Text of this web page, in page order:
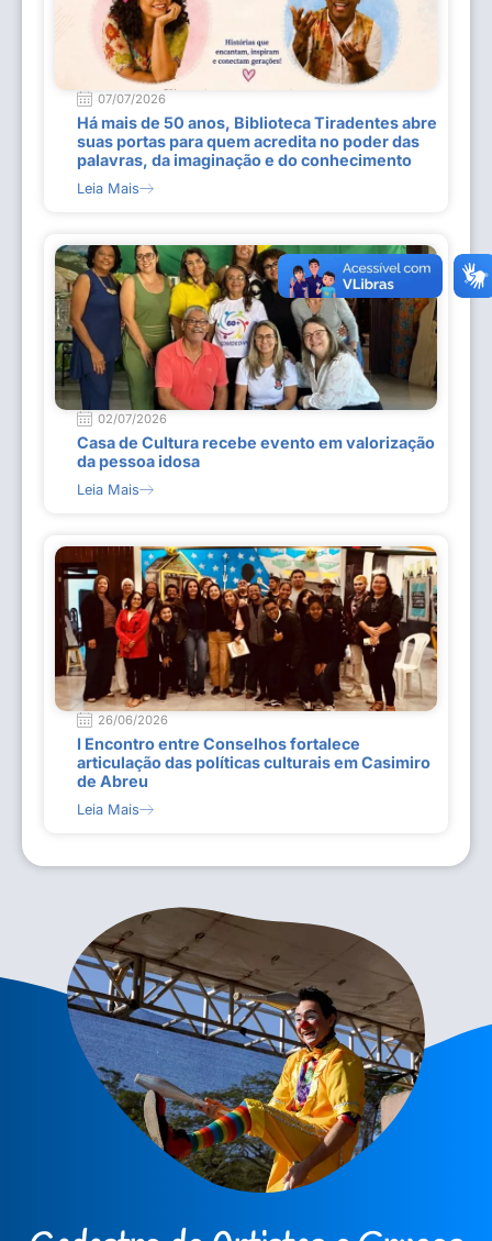
07/07/2026
Há mais de 50 anos, Biblioteca Tiradentes abre
suas portas para quem acredita no poder das
palavras, da imaginação e do conhecimento
Leia Mais
02/07/2026
Casa de Cultura recebe evento em valorização
da pessoa idosa
Leia Mais
26/06/2026
I Encontro entre Conselhos fortalece
articulação das políticas culturais em Casimiro
de Abreu
Leia Mais